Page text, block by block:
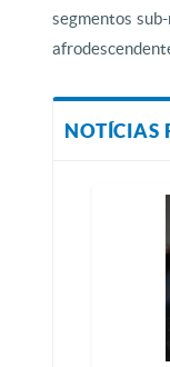
segmentos
NOTÍCIAS